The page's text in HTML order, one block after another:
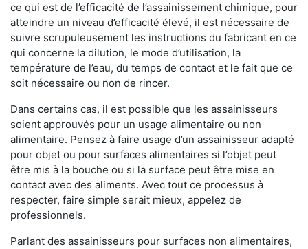
ce qui est de l’efficacité de l’assainissement chimique, pour
atteindre un niveau d’efficacité élevé, il est nécessaire de
suivre scrupuleusement les instructions du fabricant en ce
qui concerne la dilution, le mode d’utilisation, la
température de l’eau, du temps de contact et le fait que ce
soit nécessaire ou non de rincer.
Dans certains cas, il est possible que les assainisseurs
soient approuvés pour un usage alimentaire ou non
alimentaire. Pensez à faire usage d’un assainisseur adapté
pour objet ou pour surfaces alimentaires si l’objet peut
être mis à la bouche ou si la surface peut être mise en
contact avec des aliments. Avec tout ce processus à
respecter, faire simple serait mieux, appelez de
professionnels.
Parlant des assainisseurs pour surfaces non alimentaires,